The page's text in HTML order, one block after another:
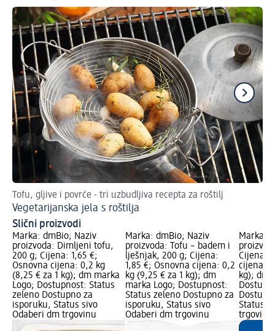
Tofu, gljive i povrće - tri uzbudljiva recepta za roštilj
Vegetarijanska jela s roštilja
Slični proizvodi
Marka: dmBio; Naziv
proizvoda: Dimljeni tofu,
200 g; Cijena: 1,65 €;
Osnovna cijena: 0,2 kg
(8,25 € za 1 kg); dm marka
Logo; Dostupnost: Status
zeleno Dostupno za
isporuku, Status sivo
Odaberi dm trgovinu
Marka: dmBio; Naziv
proizvoda: Tofu – badem i
lješnjak, 200 g; Cijena:
1,85 €; Osnovna cijena: 0,2
kg (9,25 € za 1 kg); dm
marka Logo; Dostupnost:
Status zeleno Dostupno za
isporuku, Status sivo
Odaberi dm trgovinu
Marka:
Cijena:
cijena:
kg); dm
Status
trgovinu